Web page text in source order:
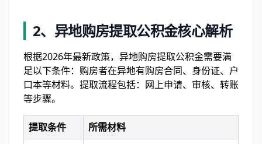
2、 异地购房提取公积金核心解析
根据2026年最新政策，异地购房提取公积金需要满
足以下条件：购房者在异地有购房合同、身份证、户
口本等材料。提取流程包括：网上申请、审核、转账
等步骤。
提取条件
所需材料